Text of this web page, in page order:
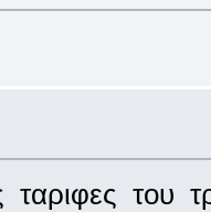
ταριφες του